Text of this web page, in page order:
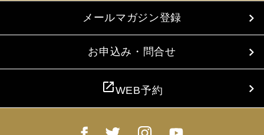
るものとします。
4. お客様個人情報の収集・利用について
当社は、お客様の個人情報を収集、利用するにあたり、以
下の取扱いをしておりますことを予めご承知おき願いま
(1) 収集目的、利用範囲をパンフレット、お申込書に明示
(2) お客様の同意がない限り、収集目的以外に使用いたし
し、同意を得ます。
メールマガジン登録
お申込み・問合せ
open_in_newWEB予約